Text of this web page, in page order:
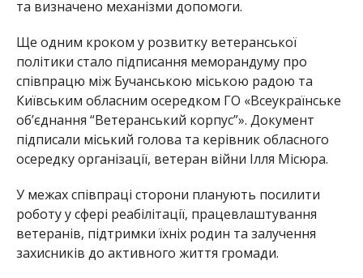
та визначено механізми допомоги.
Ще одним кроком у розвитку ветеранської
політики стало підписання меморандуму про
співпрацю між Бучанською міською радою та
Київським обласним осередком ГО «Всеукраїнське
об’єднання “Ветеранський корпус”». Документ
підписали міський голова та керівник обласного
осередку організації, ветеран війни Ілля Місюра.
У межах співпраці сторони планують посилити
роботу у сфері реабілітації, працевлаштування
ветеранів, підтримки їхніх родин та залучення
захисників до активного життя громади.